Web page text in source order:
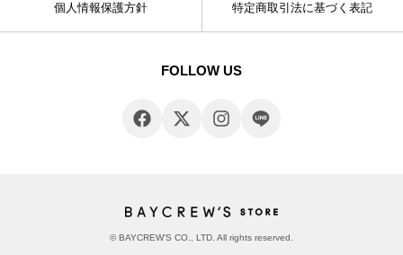
個人情報保護方針 特定商取引法に基づく表記
FOLLOW US
© BAYCREW’S CO., LTD. All rights reserved.